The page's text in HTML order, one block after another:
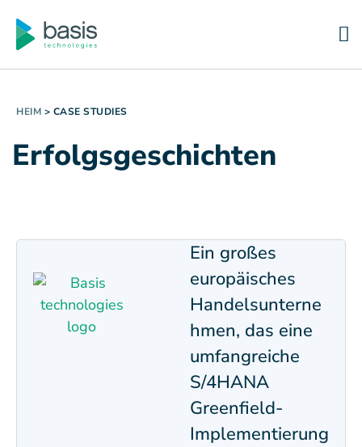
HEIM > CASE STUDIES
Erfolgsgeschichten
Ein großes
europäisches
Handelsunterne
hmen, das eine
umfangreiche
S/4HANA
Greenfield-
Implementierung